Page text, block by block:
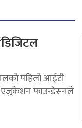
पहिलो आईटी
एजुकेशन फाउन्डेसनले